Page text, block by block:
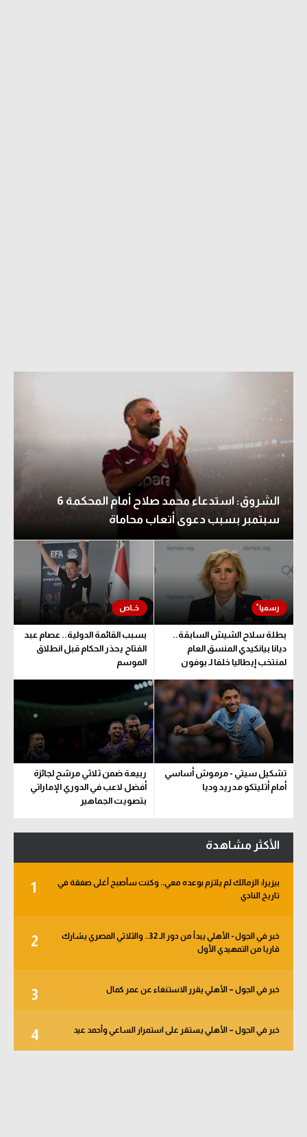
الشروق: استدعاء محمد صلاح أمام المحكمة 6
سبتمبر بسبب دعوى أتعاب محاماة
بطلة سلاح الشيش السابقة..
ديانا بيانكيدي المنسق العام
لمنتخب إيطاليا خلفا لـ بوفون
بسبب القائمة الدولية.. عصام عبد
الفتاح يحذر الحكام قبل انطلاق
الموسم
تشكيل سيتي - مرموش أساسي
أمام أتليتكو مدريد وديا
ربيعة ضمن ثلاثي مرشح لجائزة
أفضل لاعب في الدوري الإماراتي
بتصويت الجماهير
الأكثر مشاهدة
1
بيزيرا: الزمالك لم يلتزم بوعده معي.. وكنت سأصبح أغلى صفقة في
تاريخ النادي
2
خبر في الجول - الأهلي يبدأ من دور الـ 32.. والثلاثي المصري يشارك
قاريا من التمهيدي الأول
3 خبر في الجول – الأهلي يقرر الاستنغاء عن عمر كمال
4 خبر في الجول – الأهلي يستقر على استمرار الساعي وأحمد عيد